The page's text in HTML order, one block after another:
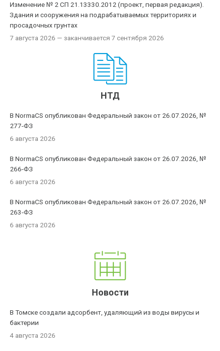
Изменение № 2 СП 21.13330.2012 (проект, первая редакция).
Здания и сооружения на подрабатываемых территориях и
просадочных грунтах
7 августа 2026 — заканчивается 7 сентября 2026
НТД
В NormaCS опубликован Федеральный закон от 26.07.2026, №
277-ФЗ
6 августа 2026
В NormaCS опубликован Федеральный закон от 26.07.2026, №
266-ФЗ
6 августа 2026
В NormaCS опубликован Федеральный закон от 26.07.2026, №
263-ФЗ
6 августа 2026
Новости
В Томске создали адсорбент, удаляющий из воды вирусы и
бактерии
4 августа 2026